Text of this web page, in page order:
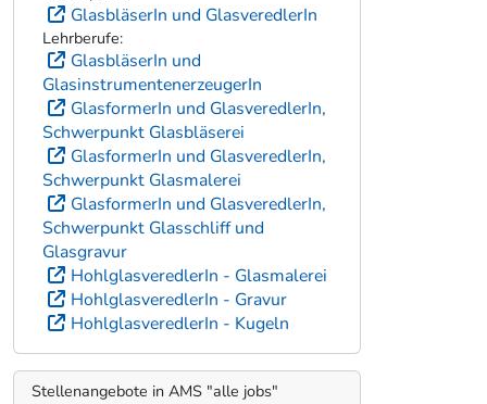
GlasbläserIn und GlasveredlerIn
Lehrberufe:
GlasbläserIn und
GlasinstrumentenerzeugerIn
GlasformerIn und GlasveredlerIn,
Schwerpunkt Glasbläserei
GlasformerIn und GlasveredlerIn,
Schwerpunkt Glasmalerei
GlasformerIn und GlasveredlerIn,
Schwerpunkt Glasschliff und
Glasgravur
HohlglasveredlerIn - Glasmalerei
HohlglasveredlerIn - Gravur
HohlglasveredlerIn - Kugeln
Stellenangebote in AMS "alle jobs"